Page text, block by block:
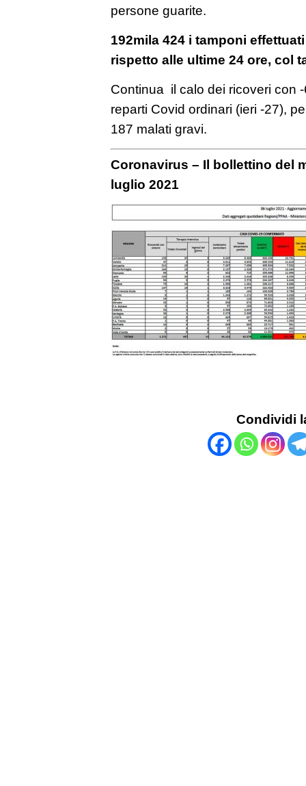
persone guarite.
192mila 424 i tamponi
rispetto alle ultime 24 ore, col
Continua il calo dei ricoveri con
reparti Covid ordinari (ieri -27),
187 malati gravi.
Coronavirus – Il bollettino del
luglio 2021
Condividi